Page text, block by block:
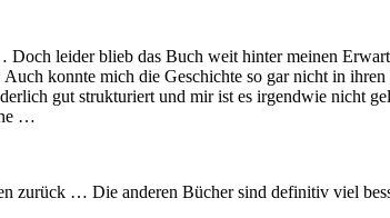
leider blieb das Buch weit hinter meinen
konnte mich die Geschichte so gar nicht in
gut strukturiert und mir ist es irgendwie nicht
…
zurück … Die anderen Bücher sind definitiv viel